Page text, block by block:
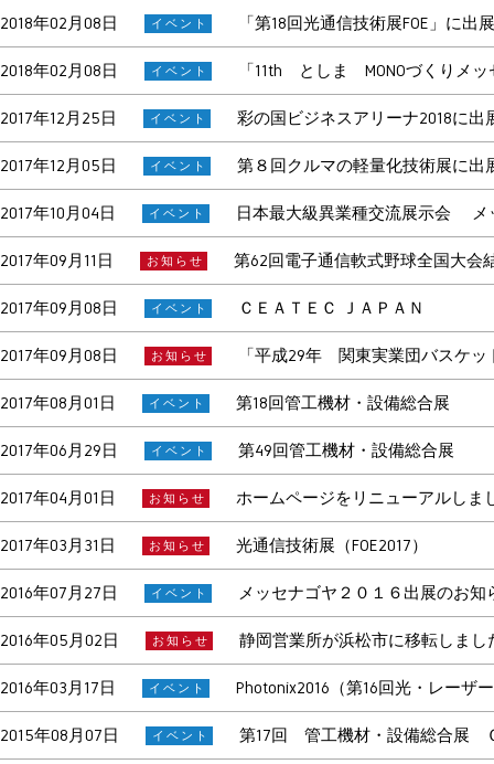
2018年02月08日 イベント 「第18回光通信技術展FOE」に
2018年02月08日 イベント 「11th としま MONOづくりメ
2017年12月25日 イベント 彩の国ビジネスアリーナ2018に出
2017年12月05日 イベント 第８回クルマの軽量化技術展に出
2017年10月04日 イベント 日本最大級異業種交流展示会 メ
2017年09月11日 お知らせ 第62回電子通信軟式野球全国大会
2017年09月08日 イベント ＣＥＡＴＥＣ ＪＡＰＡＮ
2017年09月08日 お知らせ 「平成29年 関東実業団バスケッ
2017年08月01日 イベント 第18回管工機材・設備総合展
2017年06月29日 イベント 第49回管工機材・設備総合展
2017年04月01日 お知らせ ホームページをリニューアルしま
2017年03月31日 お知らせ 光通信技術展（FOE2017）
2016年07月27日 イベント メッセナゴヤ２０１６出展のお
2016年05月02日 お知らせ 静岡営業所が浜松市に移転しまし
2016年03月17日 イベント Photonix2016（第16回光・レーザ
2015年08月07日 イベント 第17回 管工機材・設備総合展